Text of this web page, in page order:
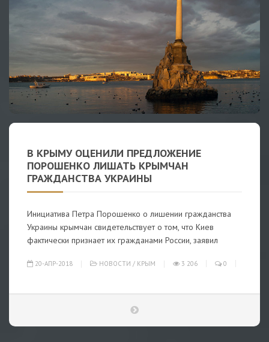
В КРЫМУ ОЦЕНИЛИ ПРЕДЛОЖЕНИЕ
ПОРОШЕНКО ЛИШАТЬ КРЫМЧАН
ГРАЖДАНСТВА УКРАИНЫ
Инициатива Петра Порошенко о лишении гражданства
Украины крымчан свидетельствует о том, что Киев
фактически признает их гражданами России, заявил
20-АПР-2018 НОВОСТИ / КРЫМ 3 206 0